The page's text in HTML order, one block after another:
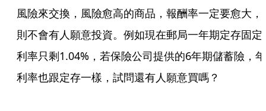
風險來交換，風險愈高的商品，報酬率一定要愈大，
則不會有人願意投資。例如現在郵局一年期定存固定
利率只剩1.04%，若保險公司提供的6年期儲蓄險，年
利率也跟定存一樣，試問還有人願意買嗎？